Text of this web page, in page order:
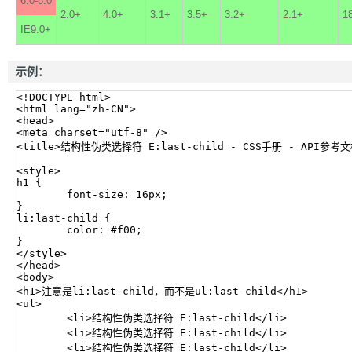
2.0+
4.0+ 3.1+ 3.5+ 3.2+ 2.1+
IE9.0+
示例：